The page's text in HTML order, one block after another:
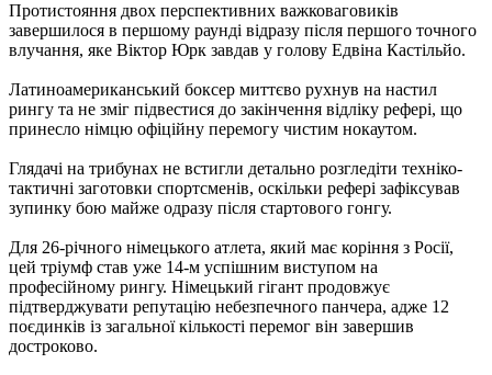
Протистояння двох перспективних важковаговиків
завершилося в першому раунді відразу після першого точного
влучання, яке Віктор Юрк завдав у голову Едвіна Кастільйо.
Латиноамериканський боксер миттєво рухнув на настил
рингу та не зміг підвестися до закінчення відліку рефері, що
принесло німцю офіційну перемогу чистим нокаутом.
Глядачі на трибунах не встигли детально розгледіти техніко-
тактичні заготовки спортсменів, оскільки рефері зафіксував
зупинку бою майже одразу після стартового гонгу.
Для 26-річного німецького атлета, який має коріння з Росії,
цей тріумф став уже 14-м успішним виступом на
професійному рингу. Німецький гігант продовжує
підтверджувати репутацію небезпечного панчера, адже 12
поєдинків із загальної кількості перемог він завершив
достроково.